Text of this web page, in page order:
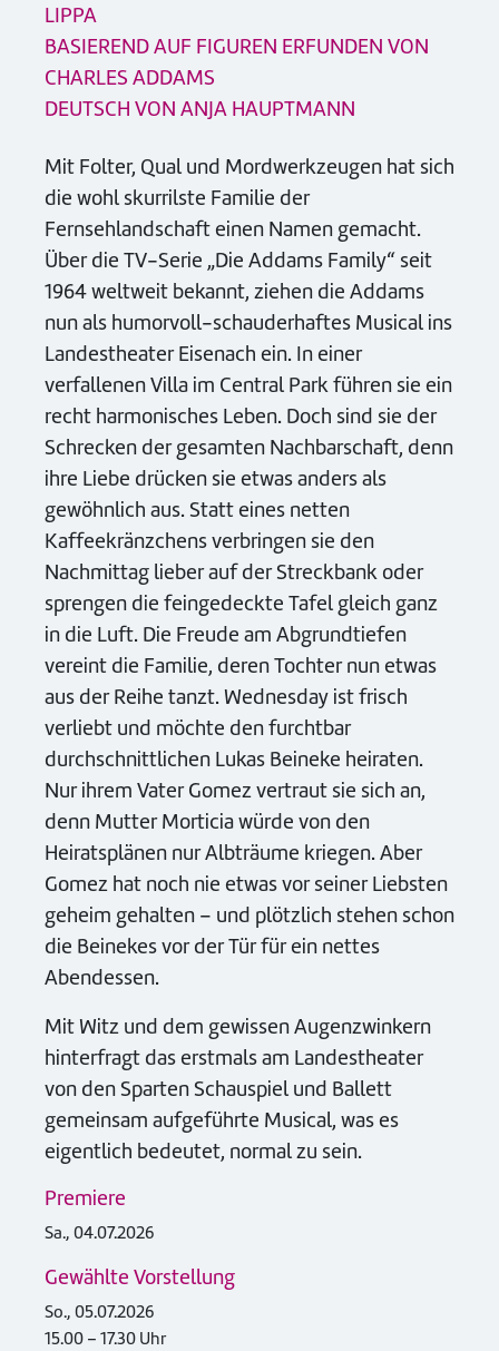
LIPPA
BASIEREND AUF FIGUREN ERFUNDEN VON
CHARLES ADDAMS
DEUTSCH VON ANJA HAUPTMANN
Mit Folter, Qual und Mordwerkzeugen hat sich
die wohl skurrilste Familie der
Fernsehlandschaft einen Namen gemacht.
Über die TV-Serie „Die Addams Family“ seit
1964 weltweit bekannt, ziehen die Addams
nun als humorvoll-schauderhaftes Musical ins
Landestheater Eisenach ein. In einer
verfallenen Villa im Central Park führen sie ein
recht harmonisches Leben. Doch sind sie der
Schrecken der gesamten Nachbarschaft, denn
ihre Liebe drücken sie etwas anders als
gewöhnlich aus. Statt eines netten
Kaffeekränzchens verbringen sie den
Nachmittag lieber auf der Streckbank oder
sprengen die feingedeckte Tafel gleich ganz
in die Luft. Die Freude am Abgrundtiefen
vereint die Familie, deren Tochter nun etwas
aus der Reihe tanzt. Wednesday ist frisch
verliebt und möchte den furchtbar
durchschnittlichen Lukas Beineke heiraten.
Nur ihrem Vater Gomez vertraut sie sich an,
denn Mutter Morticia würde von den
Heiratsplänen nur Albträume kriegen. Aber
Gomez hat noch nie etwas vor seiner Liebsten
geheim gehalten – und plötzlich stehen schon
die Beinekes vor der Tür für ein nettes
Abendessen.
Mit Witz und dem gewissen Augenzwinkern
hinterfragt das erstmals am Landestheater
von den Sparten Schauspiel und Ballett
gemeinsam aufgeführte Musical, was es
eigentlich bedeutet, normal zu sein.
Premiere
Sa., 04.07.2026
Gewählte Vorstellung
So., 05.07.2026
15.00 – 17.30 Uhr